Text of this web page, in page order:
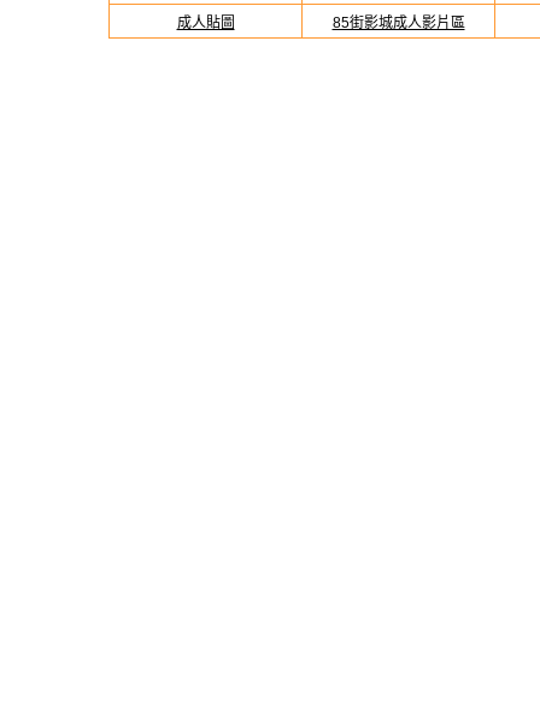
成人貼圖
85街影城成人影片區